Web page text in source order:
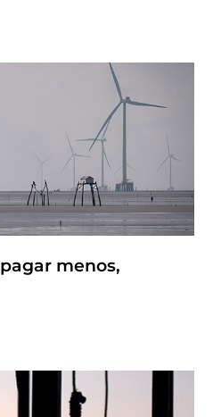
menos,